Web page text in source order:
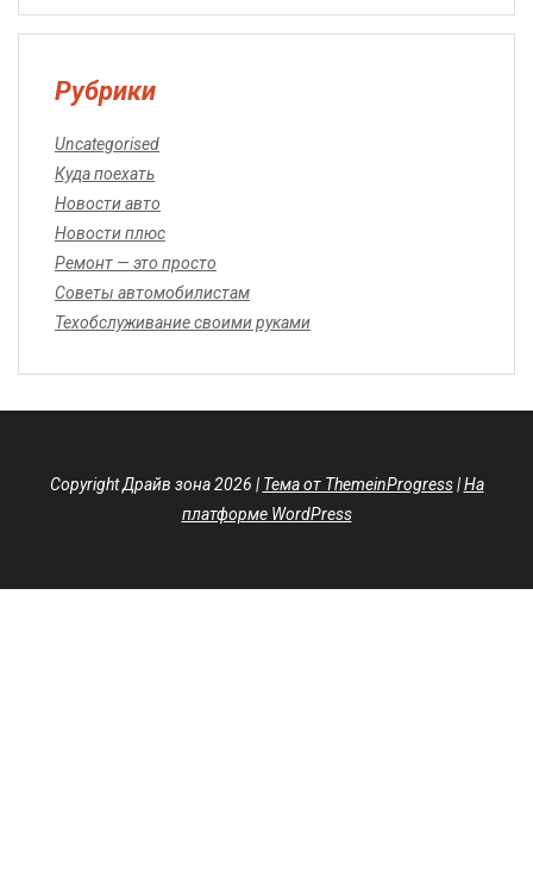
Рубрики
Uncategorised
Куда поехать
Новости авто
Новости плюс
Ремонт — это просто
Советы автомобилистам
Техобслуживание своими руками
Copyright Драйв зона 2026 | Тема от ThemeinProgress|На
платформе WordPress